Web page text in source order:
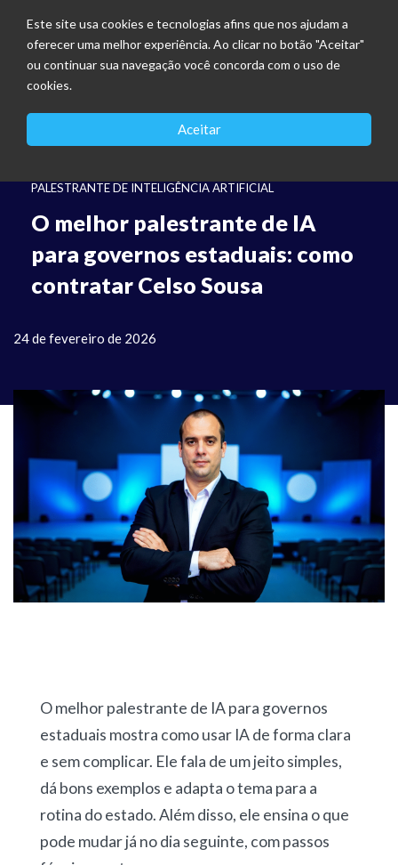
Este site usa cookies e tecnologias afins que nos ajudam a
oferecer uma melhor experiência. Ao clicar no botão "Aceitar"
ou continuar sua navegação você concorda com o uso de
cookies.
Aceitar
PALESTRANTE DE INTELIGÊNCIA ARTIFICIAL
O melhor palestrante de IA
para governos estaduais: como
contratar Celso Sousa
24 de fevereiro de 2026
O melhor palestrante de IA para governos
estaduais mostra como usar IA de forma clara
e sem complicar. Ele fala de um jeito simples,
dá bons exemplos e adapta o tema para a
rotina do estado. Além disso, ele ensina o que
pode mudar já no dia seguinte, com passos